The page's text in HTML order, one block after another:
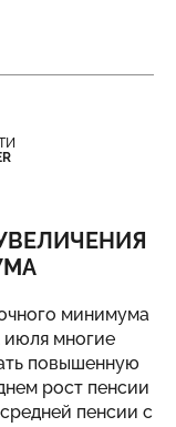
минимума
июля многие
повышенную
рост пенсии
пенсии с